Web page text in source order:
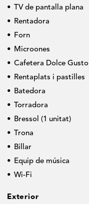
TV de pantalla plana
Rentadora
Forn
Microones
Cafetera Dolce Gusto
Rentaplats i pastilles
Batedora
Torradora
Bressol (1 unitat)
Trona
Billar
Equip de música
Wi-Fi
Exterior